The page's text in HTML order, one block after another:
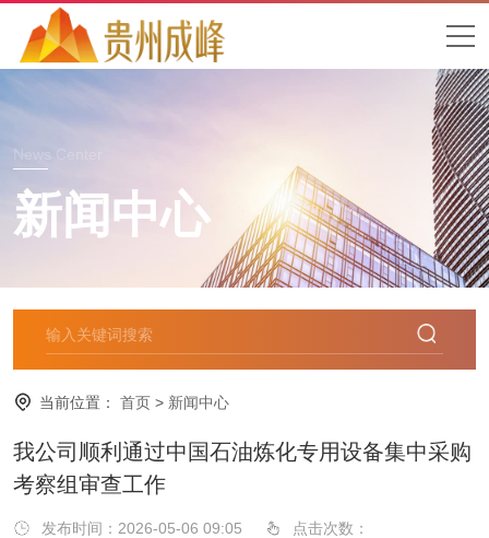
News Center
新闻中心
当前位置： 首页 > 新闻中心
我公司顺利通过中国石油炼化专用设备集中采购
考察组审查工作
发布时间：2026-05-06 09:05 点击次数：